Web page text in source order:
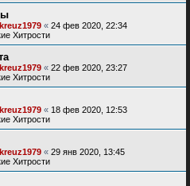
« 24 фев 2020, 22:34
Хитрости
« 22 фев 2020, 23:27
Хитрости
« 18 фев 2020, 12:53
Хитрости
« 29 янв 2020, 13:45
Хитрости